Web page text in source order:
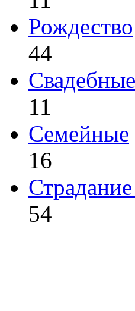
Рождество
44
Свадебные
11
Семейные
16
54